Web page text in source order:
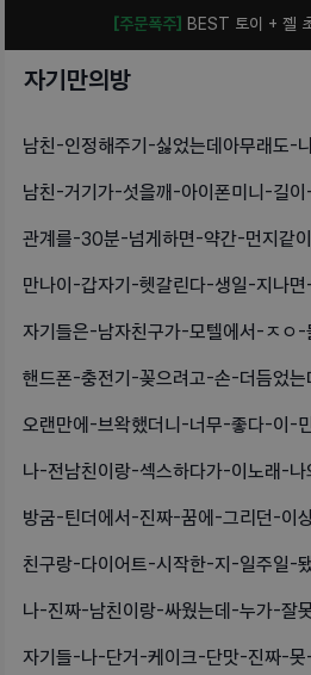
[주문폭주] BEST 토이 + 젤
자기만의방
남친-인정해주기-싫었는데아무래도
남친-거기가-섯을깨-아이폰미니-길
관계를-30분-넘게하면-약간-먼지같
만나이-갑자기-헷갈린다-생일-지나
자기들은-남자친구가-모텔에서-ㅈ
핸드폰-충전기-꽂으려고-손-더듬었
오랜만에-브왁했더니-너무-좋다-이-
나-전남친이랑-섹스하다가-이노래-
방굼-틴더에서-진짜-꿈에-그리던-
친구랑-다이어트-시작한-지-일주일
나-진짜-남친이랑-싸웠는데-누가-
자기들-나-단거-케이크-단맛-진짜-